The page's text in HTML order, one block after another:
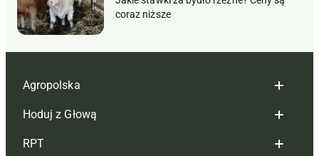
coraz niższe
Agropolska
Redakcja
Reklama
Hoduj z Głową
Hoduj z głową bydło
RPT